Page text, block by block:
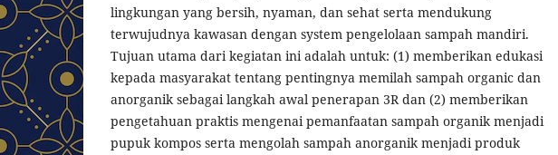
lingkungan yang bersih, nyaman, dan sehat serta mendukung
terwujudnya kawasan dengan system pengelolaan sampah mandiri.
Tujuan utama dari kegiatan ini adalah untuk: (1) memberikan edukasi
kepada masyarakat tentang pentingnya memilah sampah organic dan
anorganik sebagai langkah awal penerapan 3R dan (2) memberikan
pengetahuan praktis mengenai pemanfaatan sampah organik menjadi
pupuk kompos serta mengolah sampah anorganik menjadi produk